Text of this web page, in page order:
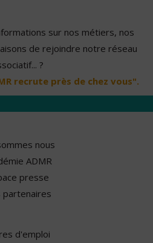
sur nos métiers, nos
de rejoindre notre réseau
?
recrute près de chez vous".
nous
ADMR
presse
partenaires
d'emploi